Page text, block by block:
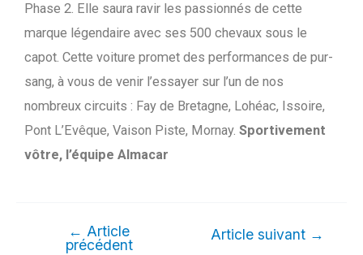
Phase 2. Elle saura ravir les passionnés de cette
marque légendaire avec ses 500 chevaux sous le
capot. Cette voiture promet des performances de pur-
sang, à vous de venir l’essayer sur l’un de nos
nombreux circuits : Fay de Bretagne, Lohéac, Issoire,
Pont L’Evêque, Vaison Piste, Mornay. Sportivement
vôtre, l’équipe Almacar
← Article
précédent
Article suivant →